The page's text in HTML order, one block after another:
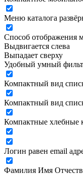
Меню каталога
Способ отображения
Выдвигается слева
Выпадает сверху
Удобный умный
Компактный вид
Компактный вид
Компактные хлебные
Логин равен email
Фамилия Имя